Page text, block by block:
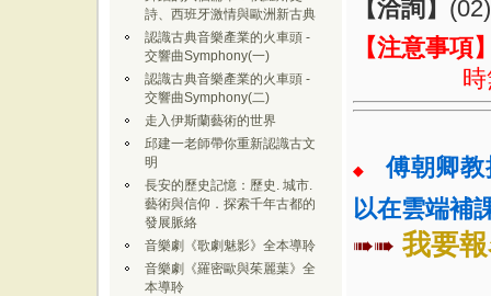
詩、西班牙激情與歐洲新古典
認識古典音樂產業的火車頭 -
交響曲Symphony(一)
認識古典音樂產業的火車頭 -
交響曲Symphony(二)
走入伊斯蘭藝術的世界
邱建一老師帶你重新認識古文
明
長安的歷史記憶：歷史. 城市.
藝術與信仰．探索千年古都的
發展脈絡
音樂劇《歌劇魅影》全本導聆
音樂劇《羅密歐與茱麗葉》全
本導聆
【洽詢】
【注意事項
◆
傅朝卿
以在雲端補
➠➠ 我要